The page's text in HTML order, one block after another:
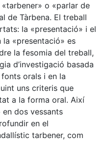
o «parlar de
de Tàrbena. El treball
la «presentació» i el
«presentació» es
la fesomia del treball,
d’investigació basada
orals i en la
uns criteris que
a la forma oral. Així
en dos vessants
en el
tarbener, com